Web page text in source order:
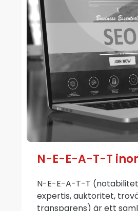
N-E-E-A-T-T
N-E-E-A-T-T
expertis, auktoritet,
transparens) är ett